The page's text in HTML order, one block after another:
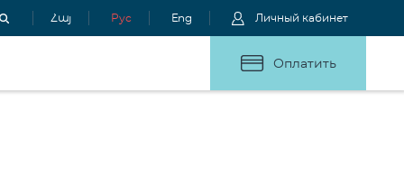
Հայ Рус Eng Личный кабинет
Оплатить